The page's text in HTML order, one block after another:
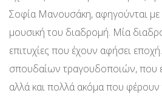
Σοφία Μανουσάκη, αφηγούνται με
μουσική του διαδρομή. Μία
επιτυχίες που έχουν αφήσει
σπουδαίων τραγουδοποιών, που
αλλά και πολλά ακόμα που